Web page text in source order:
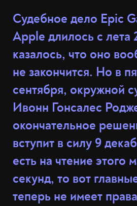
Судебное дело Epic
Apple длилось с лета
казалось, что оно
не закончится. Но в
сентября, окружной
Ивонн Гонсалес
окончательное
вступит в силу 9
есть на чтение этого
секунд, то вот
теперь не имеет